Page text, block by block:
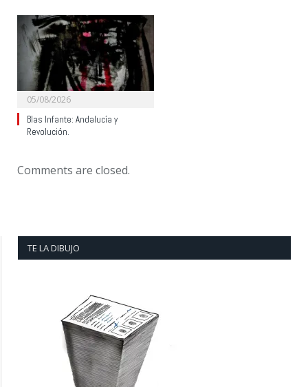
05/08/2026
Blas Infante: Andalucía y
Revolución.
Comments are closed.
TE LA DIBUJO